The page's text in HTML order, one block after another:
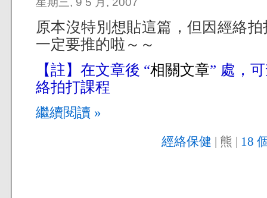
原本沒特別想貼這篇，但因經絡
一定要推的啦～～
【註】在文章後 “相關文章” 處，
絡拍打課程
繼續閱讀 »
經絡保健 | 熊 | 18